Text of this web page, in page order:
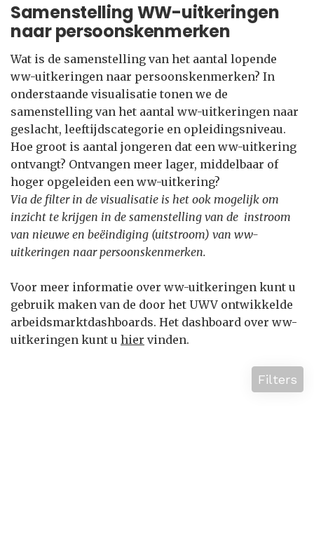
Samenstelling WW-uitkeringen
naar persoonskenmerken
Wat is de samenstelling van het aantal lopende
ww-uitkeringen naar persoonskenmerken? In
onderstaande visualisatie tonen we de
samenstelling van het aantal ww-uitkeringen naar
geslacht, leeftijdscategorie en opleidingsniveau.
Hoe groot is aantal jongeren dat een ww-uitkering
ontvangt? Ontvangen meer lager, middelbaar of
hoger opgeleiden een ww-uitkering?
Via de filter in de visualisatie is het ook mogelijk om
inzicht te krijgen in de samenstelling van de instroom
van nieuwe en beëindiging (uitstroom) van ww-
uitkeringen naar persoonskenmerken.
Voor meer informatie over ww-uitkeringen kunt u
gebruik maken van de door het UWV ontwikkelde
arbeidsmarktdashboards. Het dashboard over ww-
uitkeringen kunt u hier vinden.
Filters